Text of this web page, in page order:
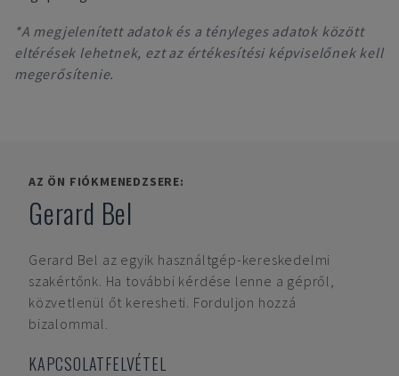
*A megjelenített adatok és a tényleges adatok között
eltérések lehetnek, ezt az értékesítési képviselőnek kell
megerősítenie.
AZ ÖN FIÓKMENEDZSERE:
Gerard Bel
Gerard Bel az egyik használtgép-kereskedelmi
szakértőnk. Ha további kérdése lenne a gépről,
közvetlenül őt keresheti. Forduljon hozzá
bizalommal.
KAPCSOLATFELVÉTEL